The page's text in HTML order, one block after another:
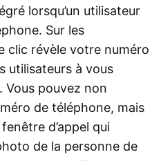
lorsqu’un utilisateur
Sur les
clic révèle votre numéro
utilisateurs à vous
Vous pouvez non
de téléphone, mais
d’appel qui
de la personne de